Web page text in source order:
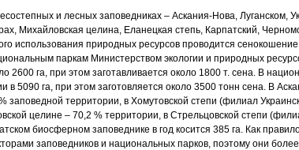
и лесных заповедниках – Аскания-Нова, Луганском,
Михайловская целина, Еланецкая степь, Карпатский,
использования природных ресурсов проводится
паркам Министерством экологии и природных
2600 га, при этом заготавливается около 1800 т. сена. В
5090 га, при этом заготовляется около 3500 тонн сена. В
заповедной территории, в Хомутовской степи (филиал
целине – 70,2 % территории, в Стрельцовской степи
биосферном заповеднике в год косится 385 га. Как
заповедников и национальных парков, поэтому они